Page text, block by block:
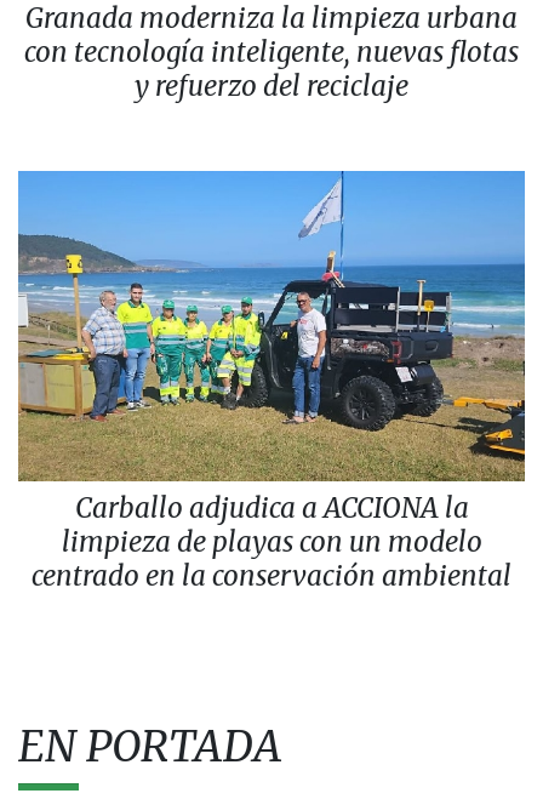
Granada moderniza la limpieza urbana
con tecnología inteligente, nuevas flotas
y refuerzo del reciclaje
Carballo adjudica a ACCIONA la
limpieza de playas con un modelo
centrado en la conservación ambiental
EN PORTADA